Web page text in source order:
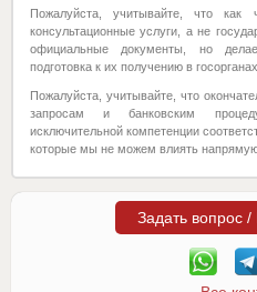
Пожалуйста, учитывайте, что как
консультационные услуги, а не
официальные документы, но
подготовка к их получению в
Пожалуйста, учитывайте, что
запросам и банковским
исключительной компетенции
которые мы не можем влиять
Задать вопрос /